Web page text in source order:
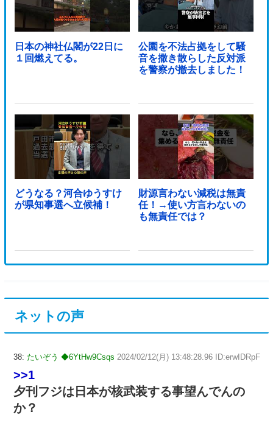
日本の神社仏閣が22日に
１回燃えてる。
公園を不法占拠をして騒
音を撒き散らした反対派
を警察が撤去しました！
どうなる？河合ゆうすけ
が県知事選へ立候補！
財源言わない減税は無責
任！→使い方言わないの
も無責任では？
ネットの声
38: たいぞう ◆6YtHw9Csqs 2024/02/12(月) 13:48:28.96 ID:erwIDRpF
>>1
夕刊フジは日本が核武装する事望んでんの
か？